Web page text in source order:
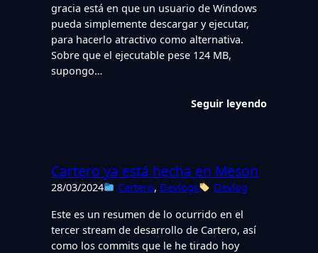
gracia está en que un usuario de Windows
pueda simplemente descargar y ejecutar,
para hacerlo atractivo como alternativa.
Sobre que el ejecutable pese 124 MB,
supongo…
Seguir leyendo
Cartero ya está hecha en Meson
28/03/2024 Cartero, Devlogs
Devlog
Este es un resumen de lo ocurrido en el
tercer stream de desarrollo de Cartero, así
como los commits que le he tirado hoy